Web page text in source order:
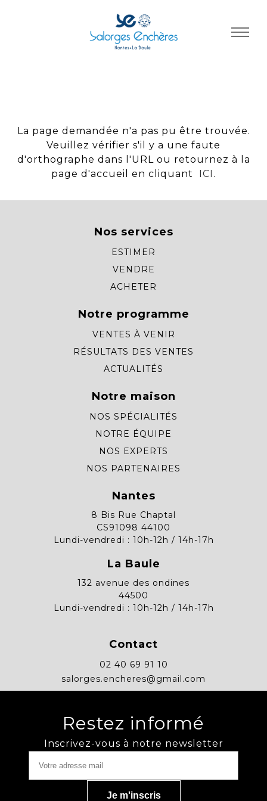
La page demandée n'a pas pu être trouvée.
Veuillez vérifier s'il y a une faute
d'orthographe dans l'URL ou retournez à la
page d'accueil en cliquant
ICI .
Nos services
ESTIMER
VENDRE
ACHETER
Notre programme
VENTES À VENIR
RÉSULTATS DES VENTES
ACTUALITÉS
Notre maison
NOS SPÉCIALITÉS
NOTRE ÉQUIPE
NOS EXPERTS
NOS PARTENAIRES
Nantes
8 Bis Rue Chaptal
CS91098 44100
Lundi-vendredi : 10h-12h / 14h-17h
La Baule
132 avenue des ondines
44500
Lundi-vendredi : 10h-12h / 14h-17h
Contact
02 40 69 91 10
salorges.encheres@gmail.com
Restez informé
Inscrivez-vous à notre newsletter